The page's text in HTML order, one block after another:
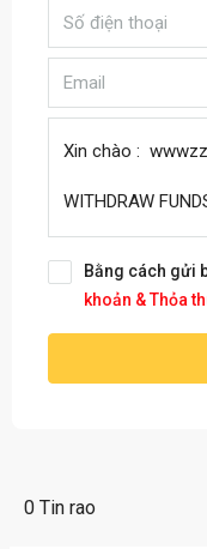
Bằng cách gửi
khoản & Thỏa
0 Tin rao